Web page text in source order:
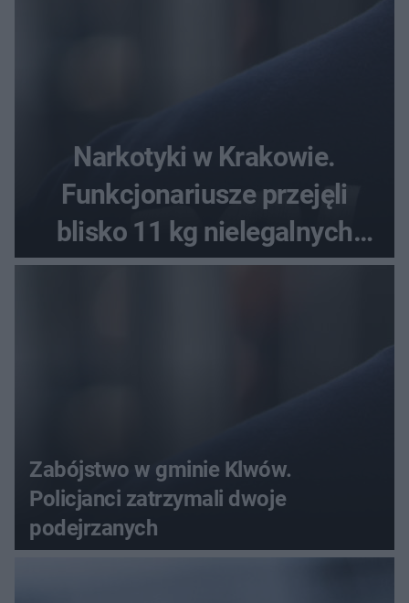
Narkotyki w Krakowie.
Funkcjonariusze przejęli
blisko 11 kg nielegalnych
substancji
Zabójstwo w gminie Klwów.
Policjanci zatrzymali dwoje
podejrzanych